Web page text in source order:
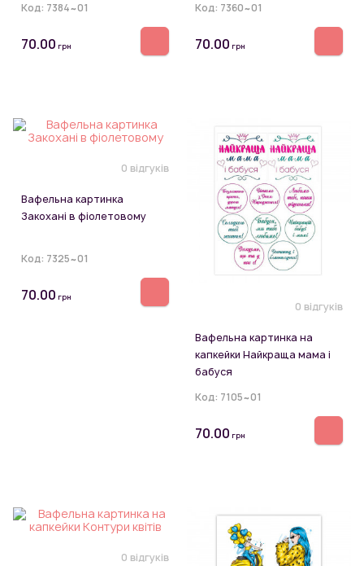
Код: 7384~01
70.00 грн
Код: 7360~01
70.00 грн
0 відгуків
Вафельна картинка
Закохані в фіолетовому
Код: 7325~01
70.00 грн
0 відгуків
Вафельна картинка на
капкейки Найкраща мама і
бабуся
Код: 7105~01
70.00 грн
0 відгуків